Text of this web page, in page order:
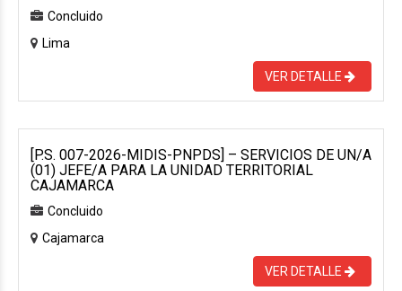
Concluido
Lima
VER DETALLE
[P.S. 007-2026-MIDIS-PNPDS] – SERVICIOS DE UN/A
(01) JEFE/A PARA LA UNIDAD TERRITORIAL
CAJAMARCA
Concluido
Cajamarca
VER DETALLE